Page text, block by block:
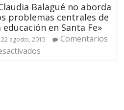
Balagué no aborda
problemas centrales de
educación en Santa Fe»
22 agosto, 2015
Comentarios